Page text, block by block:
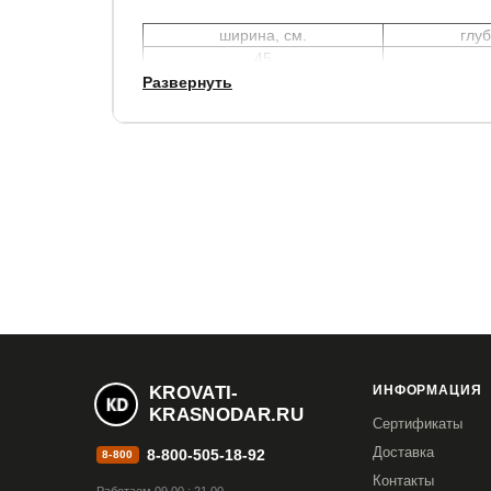
ширина, см.
45
Развернуть
KROVATI-
KRASNODAR.RU
8-800 8-800-505-18-92
ИНФОРМАЦИЯ
Сертификаты
Доставка
Контакты